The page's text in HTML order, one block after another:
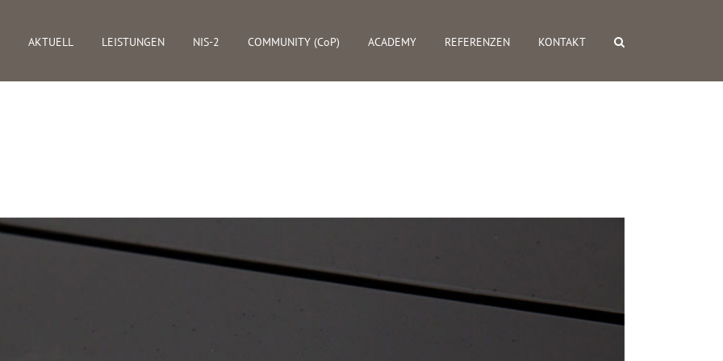
AKTUELL LEISTUNGEN NIS-2 COMMUNITY (CoP) ACADEMY REFERENZEN KONTAKT